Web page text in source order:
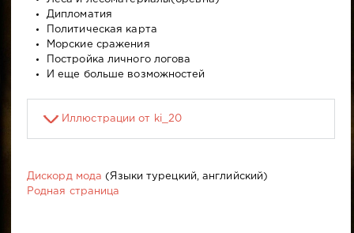
Дипломатия
Политическая карта
Морские сражения
Постройка личного логова
И еще больше возможностей
Иллюстрации от ki_20
Дискорд мода (Языки турецкий, английский)
Родная страница